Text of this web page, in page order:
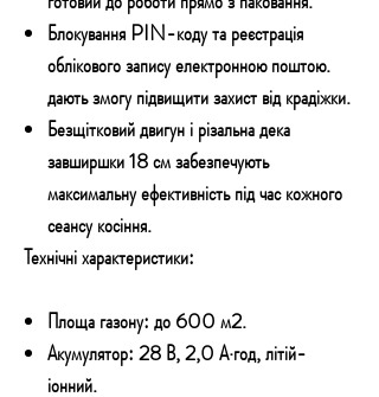
Блокування PIN-коду та реєстрація
облікового запису електронною поштою.
дають змогу підвищити захист від крадіжки.
Безщітковий двигун і різальна дека
завширшки 18 см забезпечують
максимальну ефективність під час кожного
сеансу косіння.
Технічні характеристики:
Площа газону: до 600 м2.
Акумулятор: 28 В, 2,0 А·год, літій-
іонний.